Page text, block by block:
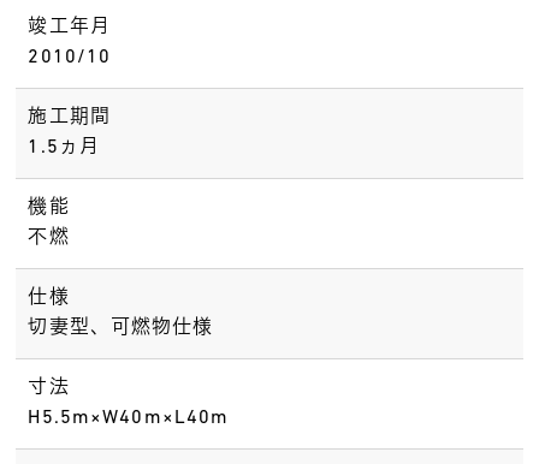
竣工年月
2010/10
施工期間
1.5ヵ月
機能
不燃
仕様
切妻型、可燃物仕様
寸法
H5.5m×W40m×L40m